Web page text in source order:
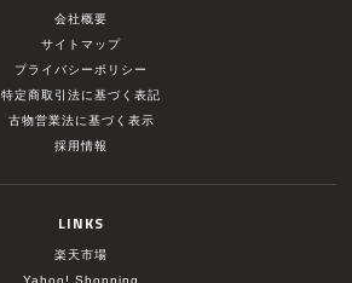
会社概要
サイトマップ
プライバシーポリシー
特定商取引法に基づく表記
古物営業法に基づく表示
採用情報
LINKS
楽天市場
Yahoo! Shopping